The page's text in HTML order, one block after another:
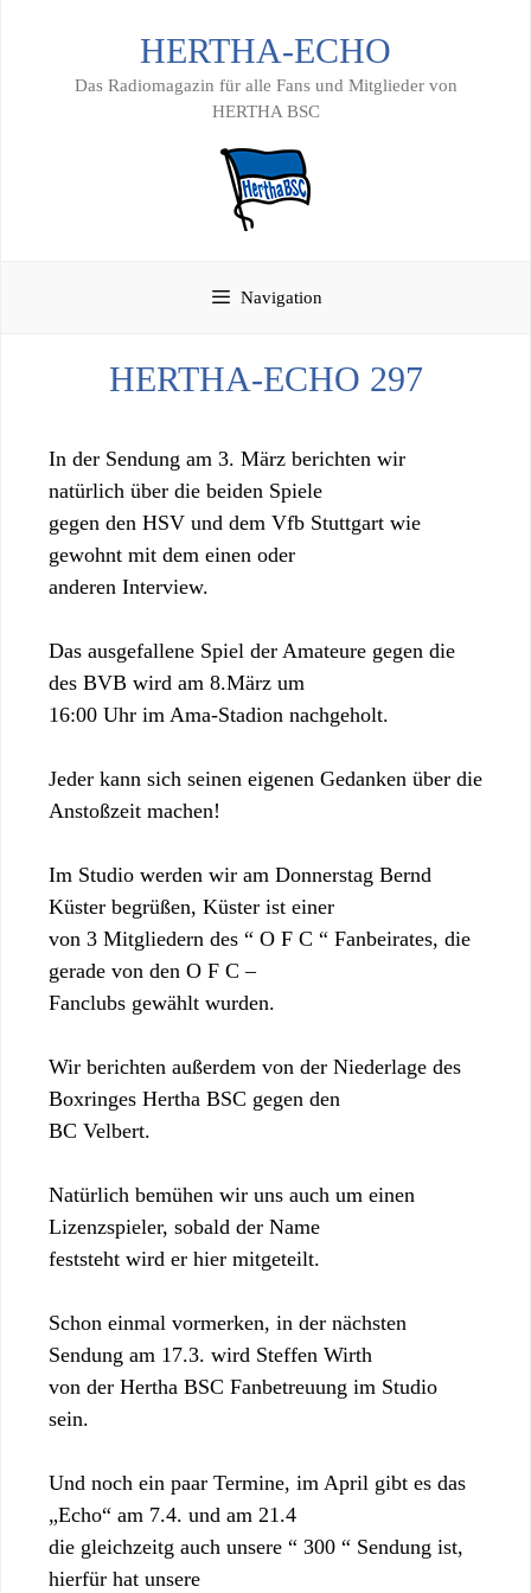
HERTHA-ECHO
Das Radiomagazin für alle Fans und Mitglieder von
HERTHA BSC
Navigation
HERTHA-ECHO 297
In der Sendung am 3. März berichten wir
natürlich über die beiden Spiele
gegen den HSV und dem Vfb Stuttgart wie
gewohnt mit dem einen oder
anderen Interview.
Das ausgefallene Spiel der Amateure gegen die
des BVB wird am 8.März um
16:00 Uhr im Ama-Stadion nachgeholt.
Jeder kann sich seinen eigenen Gedanken über die
Anstoßzeit machen!
Im Studio werden wir am Donnerstag Bernd
Küster begrüßen, Küster ist einer
von 3 Mitgliedern des “ O F C “ Fanbeirates, die
gerade von den O F C –
Fanclubs gewählt wurden.
Wir berichten außerdem von der Niederlage des
Boxringes Hertha BSC gegen den
BC Velbert.
Natürlich bemühen wir uns auch um einen
Lizenzspieler, sobald der Name
feststeht wird er hier mitgeteilt.
Schon einmal vormerken, in der nächsten
Sendung am 17.3. wird Steffen Wirth
von der Hertha BSC Fanbetreuung im Studio
sein.
Und noch ein paar Termine, im April gibt es das
„Echo“ am 7.4. und am 21.4
die gleichzeitg auch unsere “ 300 “ Sendung ist,
hierfür hat unsere